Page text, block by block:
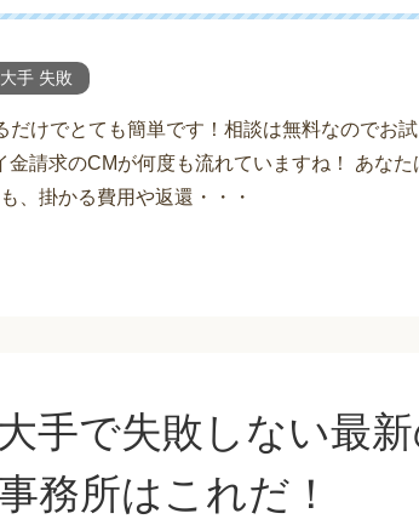
手 失敗
だけでとても簡単です！相談は無料なのでお
金請求のCMが何度も流れていますね！ あなた
、掛かる費用や返還・・・
手で失敗しない最
務所はこれだ！